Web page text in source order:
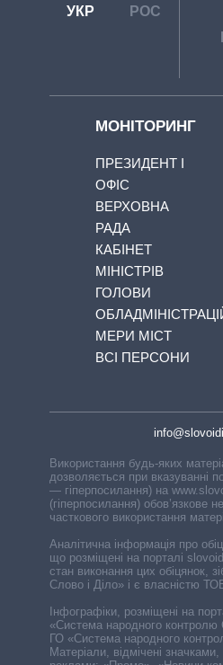
УКР РОС
МОНІТОРИНГ
ПРЕЗИДЕНТ І
ОФІС
ВЕРХОВНА
РАДА
КАБІНЕТ
МІНІСТРІВ
ГОЛОВИ
МЕРИ МІСТ
ВСІ ПЕРСОНИ
Використання будь-яких
дозволяється при вказуванні
— гіперпосилання) на
(гіперпосилання) обов’язкове
часткового використання
Аналітична інформація про
що розміщені на порталі
стан виконання цих обіцянок,
Слово і Діло» і є власністю
Інфографіки, розміщені на
«Система народного контролю
ГО «Система народного
Матеріали, відмічені